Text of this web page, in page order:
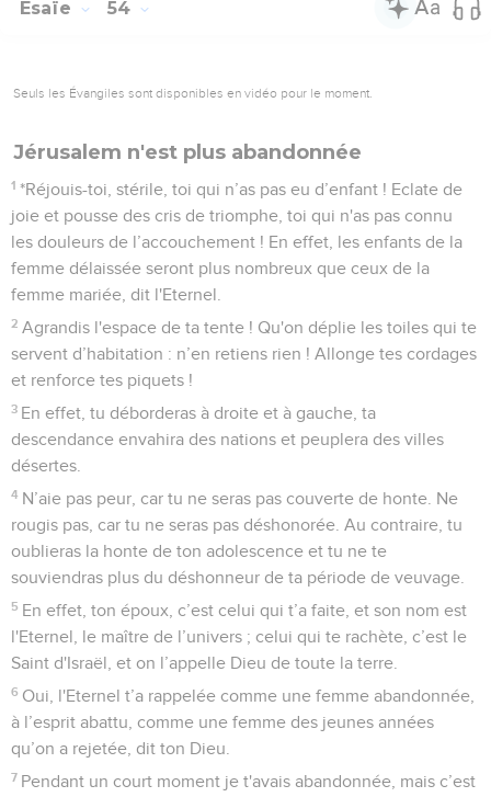
Esaïe 54
Seuls les Évangiles sont disponibles en vidéo pour le moment.
Jérusalem n'est plus abandonnée
1 *Réjouis-toi, stérile, toi qui n’as pas eu d’enfant ! Eclate de
joie et pousse des cris de triomphe, toi qui n'as pas connu
les douleurs de l’accouchement ! En effet, les enfants de la
femme délaissée seront plus nombreux que ceux de la
femme mariée, dit l'Eternel.
2 Agrandis l'espace de ta tente ! Qu'on déplie les toiles qui te
servent d’habitation : n’en retiens rien ! Allonge tes cordages
et renforce tes piquets !
3 En effet, tu déborderas à droite et à gauche, ta
descendance envahira des nations et peuplera des villes
désertes.
4 N’aie pas peur, car tu ne seras pas couverte de honte. Ne
rougis pas, car tu ne seras pas déshonorée. Au contraire, tu
oublieras la honte de ton adolescence et tu ne te
souviendras plus du déshonneur de ta période de veuvage.
5 En effet, ton époux, c’est celui qui t’a faite, et son nom est
l'Eternel, le maître de l’univers ; celui qui te rachète, c’est le
Saint d'Israël, et on l’appelle Dieu de toute la terre.
6 Oui, l'Eternel t’a rappelée comme une femme abandonnée,
à l’esprit abattu, comme une femme des jeunes années
qu’on a rejetée, dit ton Dieu.
7 Pendant un court moment je t'avais abandonnée, mais c’est